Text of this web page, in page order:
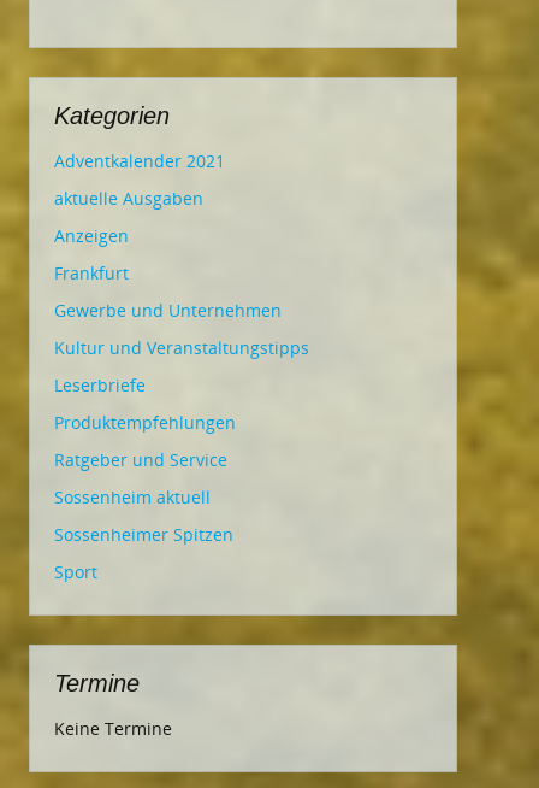
Kategorien
Adventkalender 2021
aktuelle Ausgaben
Anzeigen
Frankfurt
Gewerbe und Unternehmen
Kultur und Veranstaltungstipps
Leserbriefe
Produktempfehlungen
Ratgeber und Service
Sossenheim aktuell
Sossenheimer Spitzen
Sport
Termine
Keine Termine